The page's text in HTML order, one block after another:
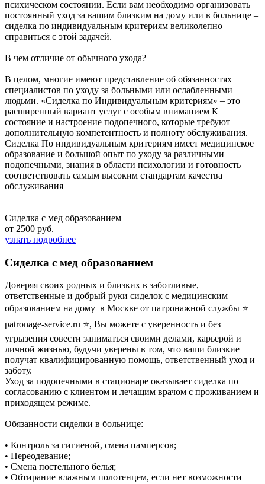
психическом состоянии. Если вам необходимо организовать
постоянный уход за вашим близким на дому или в больнице –
сиделка по индивидуальным критериям великолепно
справиться с этой задачей.
В чем отличие от обычного ухода?
В целом, многие имеют представление об обязанностях
специалистов по уходу за больными или ослабленными
людьми. «Сиделка по Индивидуальным критериям» – это
расширенный вариант услуг с особым вниманием К
состояние и настроение подопечного, которые требуют
дополнительную компетентность и полноту обслуживания.
Сиделка По индивидуальным критериям имеет медицинское
образование и большой опыт по уходу за различными
подопечными, знания в области психологии и готовность
соответствовать самым высоким стандартам качества
обслуживания
Сиделка с мед образованием
от 2500 руб.
узнать подробнее
Сиделка с мед образованием
Доверяя своих родных и близких в заботливые,
ответственные и добрый руки сиделок с медицинским
образованием на дому в Москве от патронажной службы ⭐
patronage-service.ru ⭐, Вы можете с уверенность и без
угрызения совести заниматься своими делами, карьерой и
личной жизнью, будучи уверены в том, что ваши близкие
получат квалифицированную помощь, ответственный уход и
заботу.
Уход за подопечными в стационаре оказывает сиделка по
согласованию с клиентом и лечащим врачом с проживанием и
приходящем режиме.
Обязанности сиделки в больнице:
• Контроль за гигиеной, смена памперсов;
• Переодевание;
• Смена постельного белья;
• Обтирание влажным полотенцем, если нет возможности